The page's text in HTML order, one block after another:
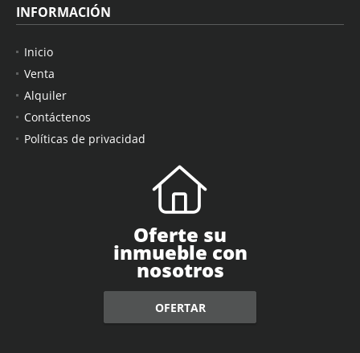
INFORMACIÓN
Inicio
Venta
Alquiler
Contáctenos
Políticas de privacidad
Oferte su
inmueble con
nosotros
OFERTAR